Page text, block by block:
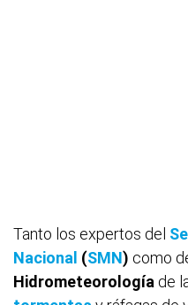
Tanto los expertos del
Nacional (SMN) como
Hidrometeorología de